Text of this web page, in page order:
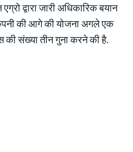
द्वारा जारी अधिकारिक बयान
की आगे की योजना अगले एक
संख्या तीन गुना करने की है.